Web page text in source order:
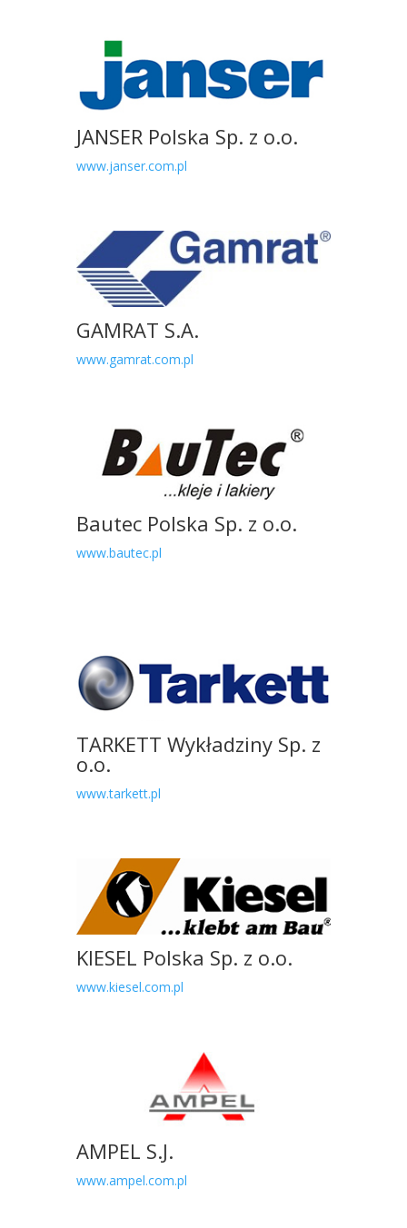
JANSER Polska Sp. z o.o.
www.janser.com.pl
GAMRAT S.A.
www.gamrat.com.pl
Bautec Polska Sp. z o.o.
www.bautec.pl
TARKETT Wykładziny Sp. z
o.o.
www.tarkett.pl
KIESEL Polska Sp. z o.o.
www.kiesel.com.pl
AMPEL S.J.
www.ampel.com.pl